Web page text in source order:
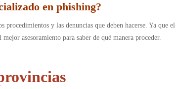
en phishing?
y las denuncias que deben hacerse. Ya que
asesoramiento para saber de qué manera proceder.